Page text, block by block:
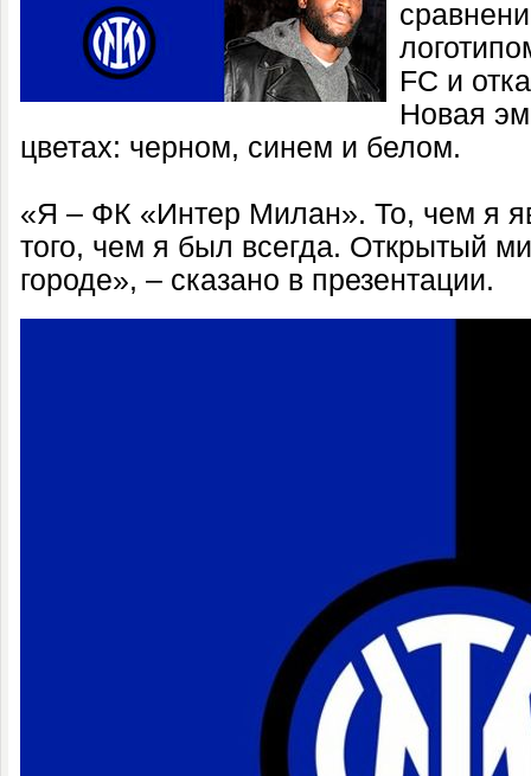
FC и
Новая
цветах: черном, синем и белом.
«Я – ФК «Интер Милан». То, чем я
того, чем я был всегда. Открытый
городе», – сказано в презентации.